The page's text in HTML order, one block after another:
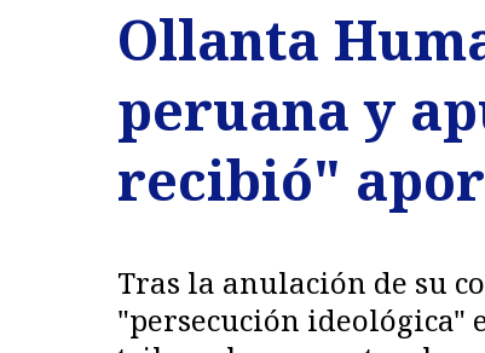
Ollanta
peruana y
recibió"
Tras la anulación de su
"persecución ideológica"